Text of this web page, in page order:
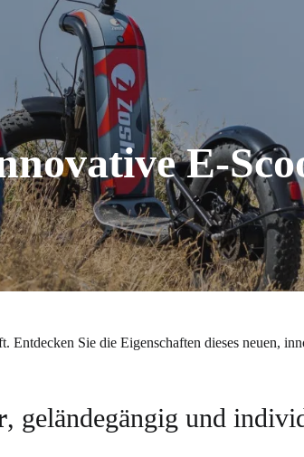
E-
Sie die Eigenschaften dieses neuen,
, geländegängig und